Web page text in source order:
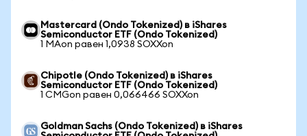
Mastercard (Ondo Tokenized) в iShares
Semiconductor ETF (Ondo Tokenized)
1 MAon равен 1,0938 SOXXon
Chipotle (Ondo Tokenized) в iShares
Semiconductor ETF (Ondo Tokenized)
1 CMGon равен 0,066466 SOXXon
Goldman Sachs (Ondo Tokenized) в iShares